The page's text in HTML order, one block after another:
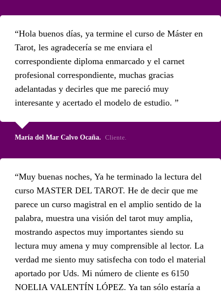
Hola buenos días, ya termine el curso de Máster en
Tarot, les agradecería se me enviara el
correspondiente diploma enmarcado y el carnet
profesional correspondiente, muchas gracias
adelantadas y decirles que me pareció muy
interesante y acertado el modelo de estudio.
María del Mar Calvo Ocaña. Cliente.
Muy buenas noches, Ya he terminado la lectura del
curso MASTER DEL TAROT. He de decir que me
parece un curso magistral en el amplio sentido de la
palabra, muestra una visión del tarot muy amplia,
mostrando aspectos muy importantes siendo su
lectura muy amena y muy comprensible al lector. La
verdad me siento muy satisfecha con todo el material
aportado por Uds. Mi número de cliente es 6150
NOELIA VALENTÍN LÓPEZ. Ya tan sólo estaría a